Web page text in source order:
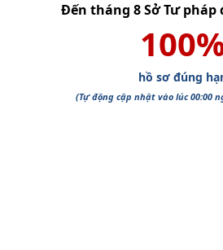
Đến tháng 8 Sở Tư pháp
100
hồ sơ đúng
(Tự động cập nhật vào lúc 00:00